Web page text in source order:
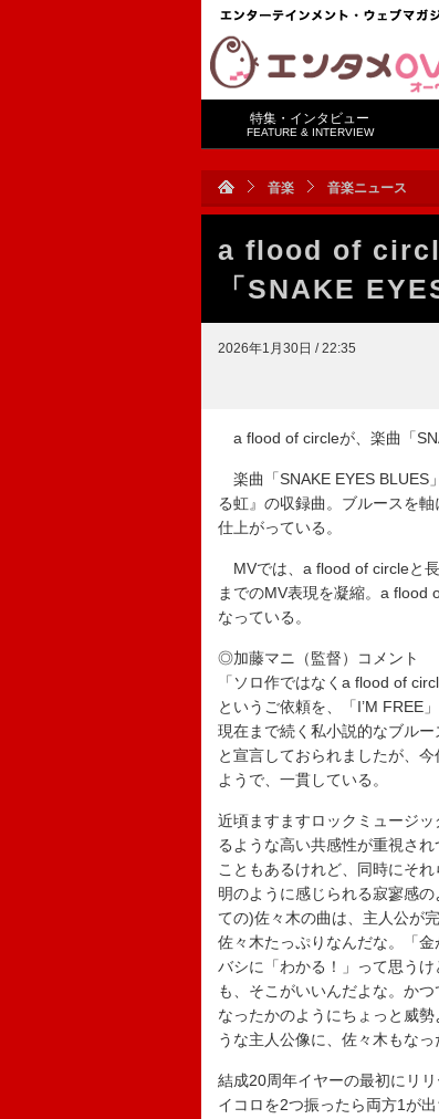
特集・インタビュー
FEATURE & INTERVIEW
音楽 音楽ニュース
a flood of
「SNAKE
2026年1月30日 / 22:35
a flood of circleが、楽曲「
楽曲「SNAKE EYES BLUES
る虹』の収録曲。ブルースを
仕上がっている。
MVでは、a flood of circleと
までのMV表現を凝縮。a flood
なっている。
◎加藤マニ（監督）コメント
「ソロ作ではなくa flood of
というご依頼を、「I’M FREE
現在まで続く私小説的なブル
と宣言しておられましたが、
ようで、一貫している。
近頃ますますロックミュージ
るような高い共感性が重視さ
こともあるけれど、同時にそ
明のように感じられる寂寥感
ての)佐々木の曲は、主人公が
佐々木たっぷりなんだな。「
バシに「わかる！」って思う
も、そこがいいんだよな。か
なったかのようにちょっと威
うな主人公像に、佐々木もな
結成20周年イヤーの最初にリ
イコロを2つ振ったら両方1が